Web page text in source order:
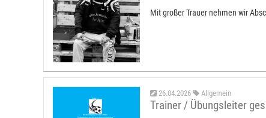
Mit großer Trauer nehmen wir
26.04.2026 Allgemein
Trainer / Übungsleiter